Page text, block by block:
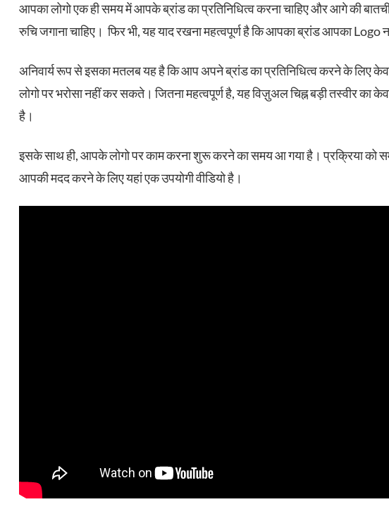
आपका लोगो एक ही समय में आपके ब्रांड का प्रतिनिधित्व करना चाहिए और आगे की
रुचि जगाना चाहिए। फिर भी, यह याद रखना महत्वपूर्ण है कि आपका ब्रांड आपका Logo
अनिवार्य रूप से इसका मतलब यह है कि आप अपने ब्रांड का प्रतिनिधित्व करने के लिए
लोगो पर भरोसा नहीं कर सकते। जितना महत्वपूर्ण है, यह विज़ुअल चिह्न बड़ी तस्वीर का
है।
इसके साथ ही, आपके लोगो पर काम करना शुरू करने का समय आ गया है। प्रक्रिया को
आपकी मदद करने के लिए यहां एक उपयोगी वीडियो है।